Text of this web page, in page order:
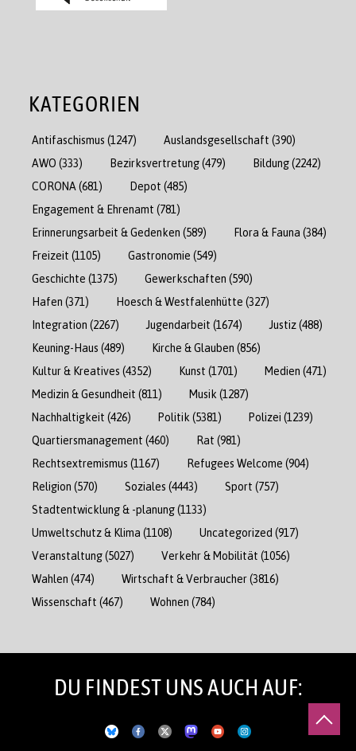
KATEGORIEN
Antifaschismus (1247) Auslandsgesellschaft (390)
AWO (333) Bezirksvertretung(479) Bildung(2242)
CORONA (681) Depot (485)
Engagement & Ehrenamt (781)
Erinnerungsarbeit & Gedenken (589) Flora & Fauna (384)
Freizeit (1105) Gastronomie (549)
Geschichte (1375) Gewerkschaften (590)
Hafen (371) Hoesch & Westfalenhütte (327)
Integration (2267) Jugendarbeit (1674) Justiz(488)
Keuning-Haus (489) Kirche & Glauben (856)
Kultur & Kreatives (4352) Kunst (1701) Medien (471)
Medizin & Gesundheit (811) Musik (1287)
Nachhaltigkeit (426) Politik (5381) Polizei (1239)
Quartiersmanagement (460) Rat (981)
Rechtsextremismus (1167) Refugees Welcome (904)
Religion (570) Soziales (4443) Sport (757)
Stadtentwicklung & -planung(1133)
Umweltschutz & Klima (1108) Uncategorized (917)
Veranstaltung(5027) Verkehr & Mobilität (1056)
Wahlen (474) Wirtschaft & Verbraucher(3816)
Wissenschaft (467) Wohnen (784)
DU FINDEST UNS AUCH AUF: